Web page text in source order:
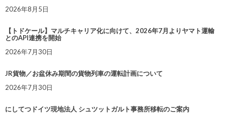
2026年8月5日
【トドケール】マルチキャリア化に向けて、2026年7月よりヤマト運輸
とのAPI連携を開始
2026年7月30日
JR貨物／お盆休み期間の貨物列車の運転計画について
2026年7月30日
にしてつドイツ現地法人 シュツットガルト事務所移転のご案内